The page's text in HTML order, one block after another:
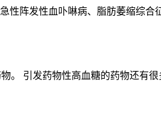
性阵发性血卟啉病、脂肪萎缩综合
。 引发药物性高血糖的药物还有